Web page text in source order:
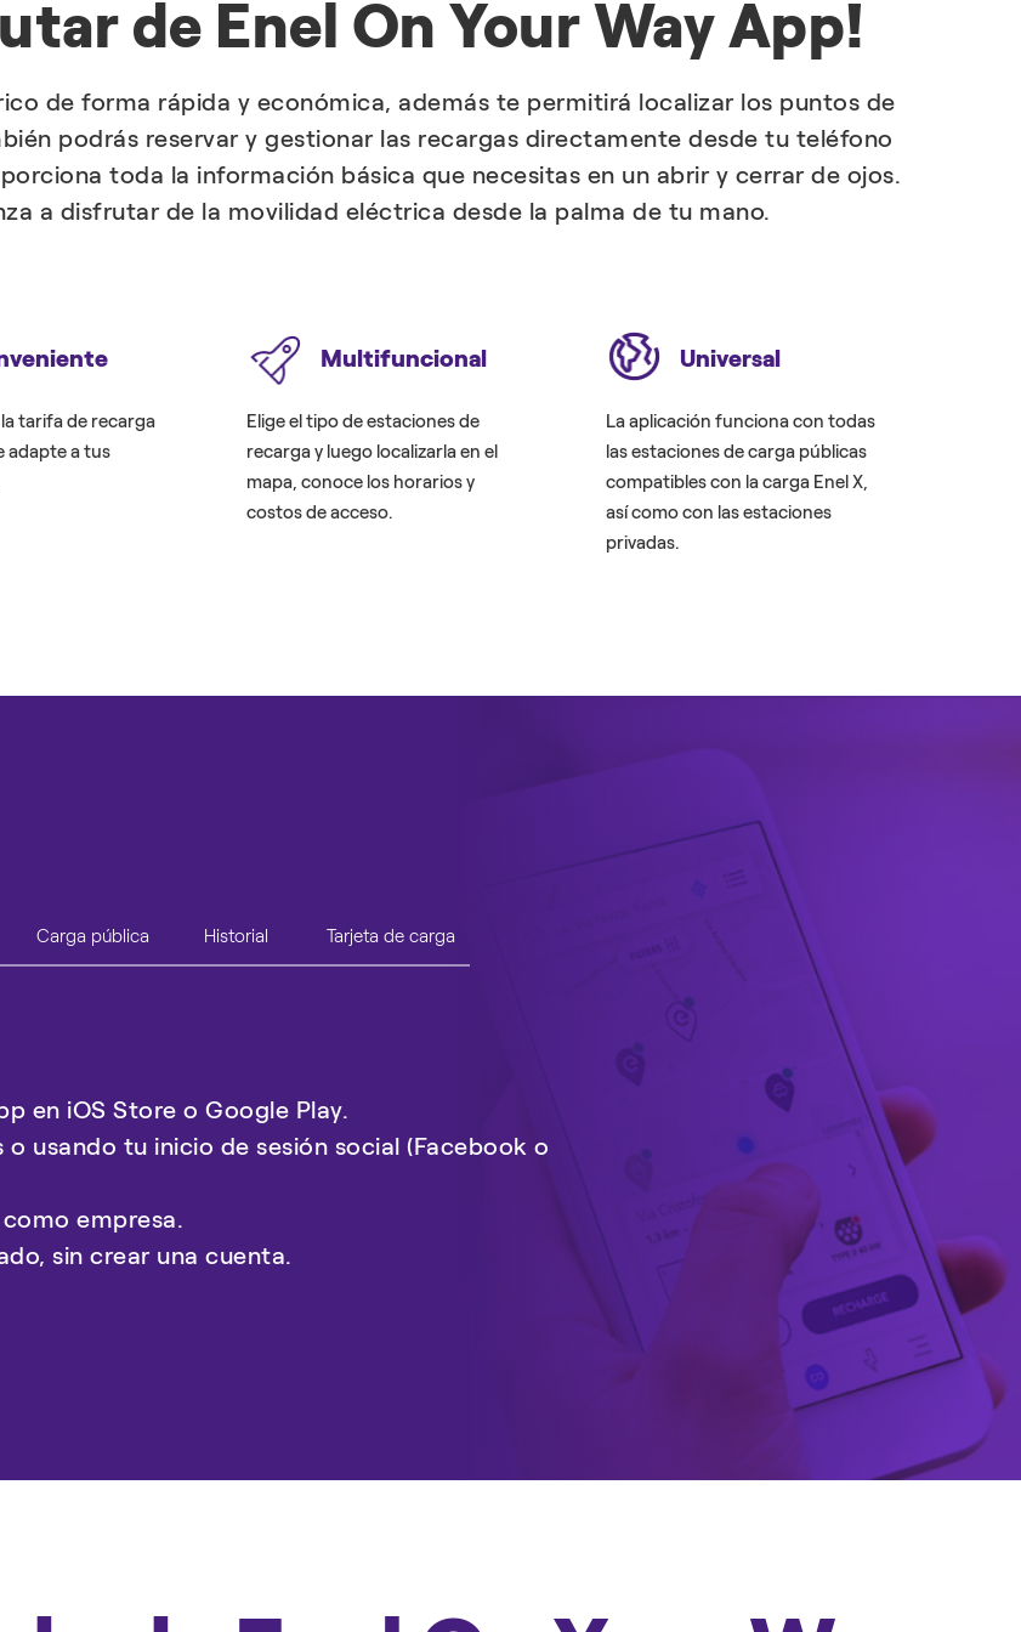
de Enel On Your Way App!
de forma rápida y económica, además te permitirá localizar los puntos de
podrás reservar y gestionar las recargas directamente desde tu teléfono
toda la información básica que necesitas en un abrir y cerrar de ojos.
a disfrutar de la movilidad eléctrica desde la palma de tu mano.
tarifa de recarga
adapte a tus
Multifuncional
Elige el tipo de estaciones de
recarga y luego localizarla en el
mapa, conoce los horarios y
costos de acceso.
Universal
La aplicación funciona con todas
las estaciones de carga públicas
compatibles con la carga Enel X,
así como con las estaciones
privadas.
Carga pública Historial Tarjeta de carga
en iOS Store o Google Play.
usando tu inicio de sesión social (Facebook o
empresa.
sin crear una cuenta.